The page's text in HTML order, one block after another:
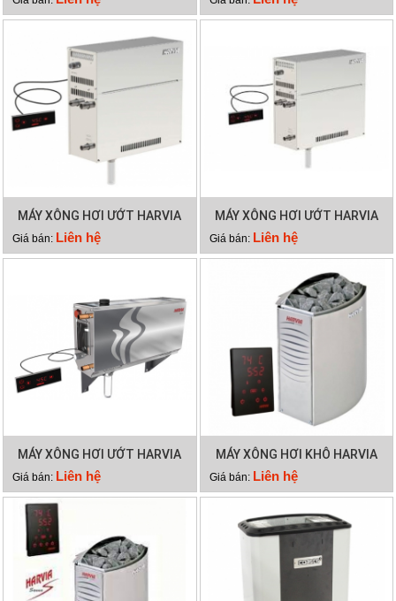
MÁY XÔNG HƠI ƯỚT HARVIA
HGD60
Giá bán: Liên hệ
MÁY XÔNG HƠI ƯỚT HARVIA
HGD45
Giá bán: Liên hệ
MÁY XÔNG HƠI ƯỚT HARVIA
HGX60
Giá bán: Liên hệ
MÁY XÔNG HƠI KHÔ HARVIA
VEGA BC90E
Giá bán: Liên hệ